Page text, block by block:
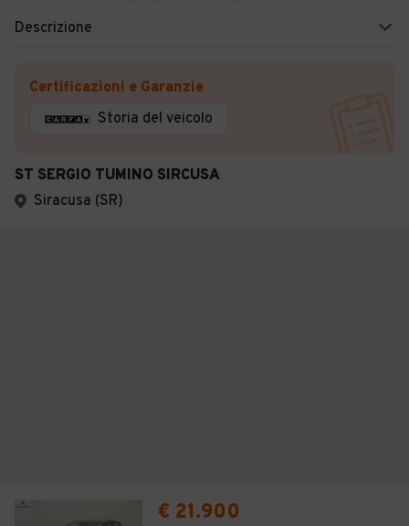
Descrizione
Certificazioni e Garanzie
Storia del veicolo
ST SERGIO TUMINO SIRCUSA
Siracusa (SR)
€ 21.900